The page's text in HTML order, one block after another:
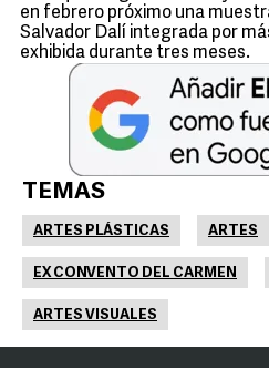
en febrero próximo una
Salvador Dalí integrada por
exhibida durante tres meses.
TEMAS
ARTES PLÁSTICAS ARTES
EX CONVENTO DEL CARMEN
ARTES VISUALES